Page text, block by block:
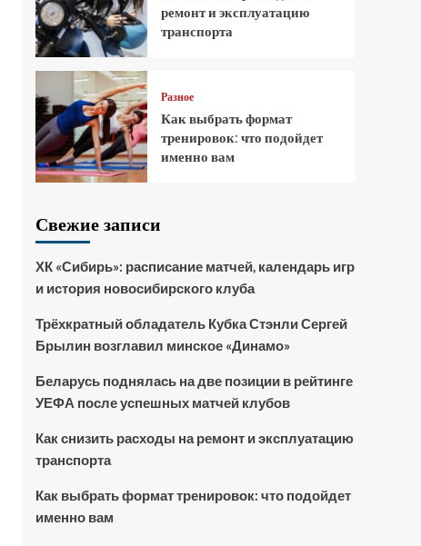
ремонт и эксплуатацию
транспорта
Разное
Как выбрать формат
тренировок: что подойдет
именно вам
Свежие записи
ХК «Сибирь»: расписание матчей, календарь игр
и история новосибирского клуба
Трёхкратный обладатель Кубка Стэнли Сергей
Брылин возглавил минское «Динамо»
Беларусь поднялась на две позиции в рейтинге
УЕФА после успешных матчей клубов
Как снизить расходы на ремонт и эксплуатацию
транспорта
Как выбрать формат тренировок: что подойдет
именно вам